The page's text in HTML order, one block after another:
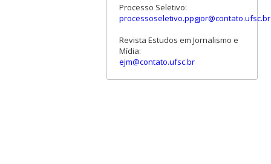
Processo Seletivo:
processoseletivo.ppgjor@contato.ufsc.br
Revista Estudos em Jornalismo e
Mídia:
ejm@contato.ufsc.br